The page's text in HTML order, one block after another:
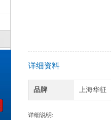
详细资料
品牌 上海华征
详细说明: